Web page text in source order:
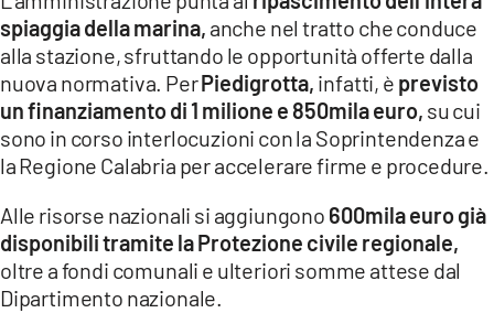
spiaggia della marina, anche nel tratto che conduce
alla stazione, sfruttando le opportunità offerte dalla
nuova normativa. PerPiedigrotta, infatti, è previsto
unfinanziamento di 1 milione e 850mila euro, su cui
sono in corso interlocuzioni con la Soprintendenza e
la Regione Calabria per accelerare firme e procedure.
Alle risorse nazionali si aggiungono 600mila euro già
disponibili tramite la Protezione civile regionale,
oltre a fondi comunali e ulteriori somme attese dal
Dipartimento nazionale.